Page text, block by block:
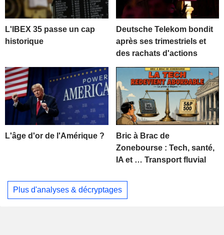
L'IBEX 35 passe un cap
historique
Deutsche Telekom bondit
après ses trimestriels et
des rachats d'actions
L'âge d'or de l'Amérique ?
Bric à Brac de
Zonebourse : Tech, santé,
IA et … Transport fluvial
Plus d'analyses & décryptages